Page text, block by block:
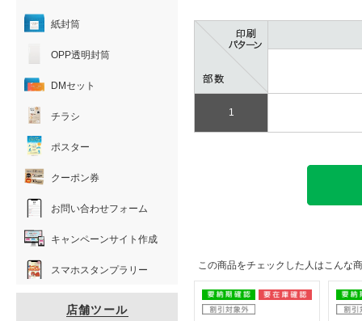
1
この商品をチェックした人はこんな
紙封筒
OPP透明封筒
DMセット
チラシ
ポスター
クーポン券
お問い合わせフォーム
キャンペーンサイト作成
スマホスタンプラリー
店舗ツール